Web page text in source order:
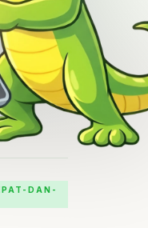
DAN-